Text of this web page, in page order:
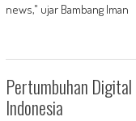
news," ujar Bambang Iman
Pertumbuhan
Indonesia